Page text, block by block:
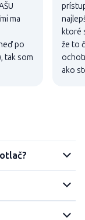
ma
po
tak som
ktoré
že to
ako